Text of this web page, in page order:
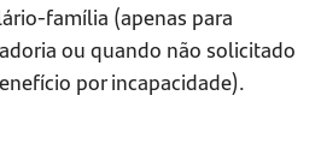
família (apenas para
ou quando não solicitado
por incapacidade).